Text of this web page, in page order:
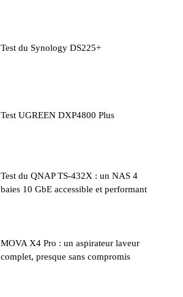
Test du Synology DS225+
Test UGREEN DXP4800 Plus
Test du QNAP TS-432X : un NAS 4
baies 10 GbE accessible et performant
MOVA X4 Pro : un aspirateur laveur
complet, presque sans compromis